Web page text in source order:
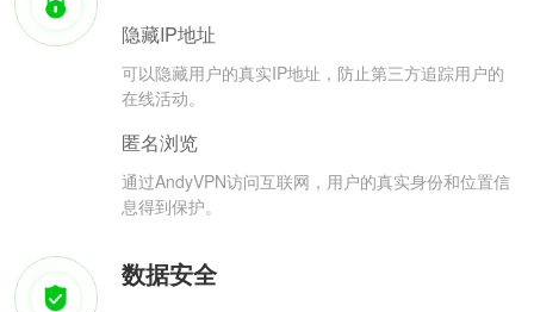
隐藏IP地址
可以隐藏用户的真实IP地址，防止第三方追踪用户的
在线活动。
匿名浏览
通过AndyVPN访问互联网，用户的真实身份和位置信
息得到保护。
数据安全